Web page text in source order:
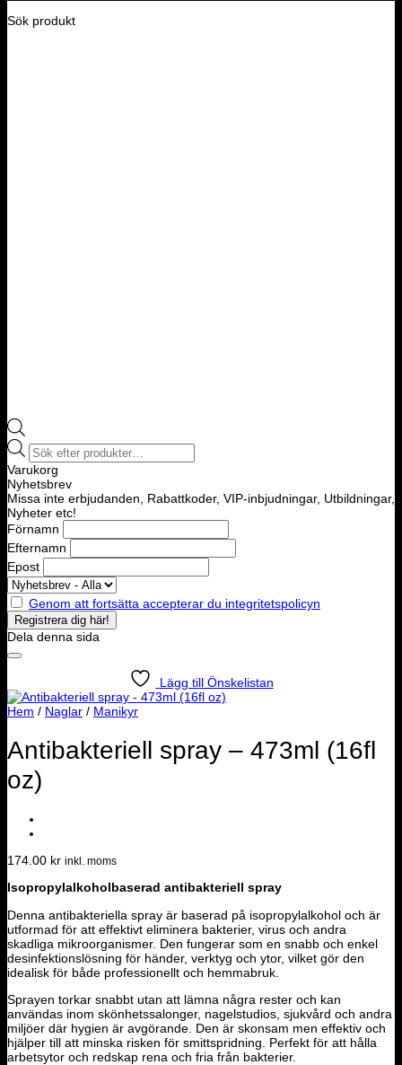
Sök produkt
Products
search
Varukorg
Nyhetsbrev
Missa inte erbjudanden, Rabattkoder, VIP-inbjudningar, Utbildningar,
Nyheter etc!
Förnamn
Efternamn
Epost
Genom att fortsätta accepterar du integritetspolicyn
Dela denna sida
Lägg till Önskelistan
Hem / Naglar / Manikyr
Antibakteriell spray – 473ml (16fl
oz)
174.00 kr inkl. moms
Isopropylalkoholbaserad antibakteriell spray
Denna antibakteriella spray är baserad på isopropylalkohol och är
utformad för att effektivt eliminera bakterier, virus och andra
skadliga mikroorganismer. Den fungerar som en snabb och enkel
desinfektionslösning för händer, verktyg och ytor, vilket gör den
idealisk för både professionellt och hemmabruk.
Sprayen torkar snabbt utan att lämna några rester och kan
användas inom skönhetssalonger, nagelstudios, sjukvård och andra
miljöer där hygien är avgörande. Den är skonsam men effektiv och
hjälper till att minska risken för smittspridning. Perfekt för att hålla
arbetsytor och redskap rena och fria från bakterier.